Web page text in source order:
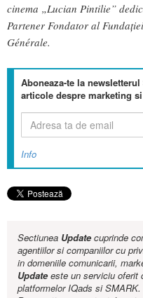
cinema „Lucian Pintilie”
Partener Fondator al
Générale.
Aboneaza-te la
articole despre marketing
Info
Sectiunea Updatecuprinde
agentiilor si companiilor cu
in domeniile comunicarii,
Updateeste un serviciu oferit
platformelor IQads si SMARK.